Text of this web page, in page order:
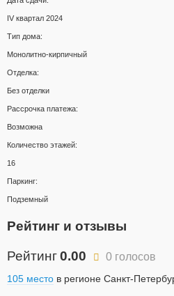
IV квартал 2024
Тип дома:
Монолитно-кирпичный
Отделка:
Без отделки
Рассрочка платежа:
Возможна
Количество этажей:
16
Паркинг:
Подземный
Рейтинг и отзывы
Рейтинг0.00 0 голосов
105 место в регионе Санкт-